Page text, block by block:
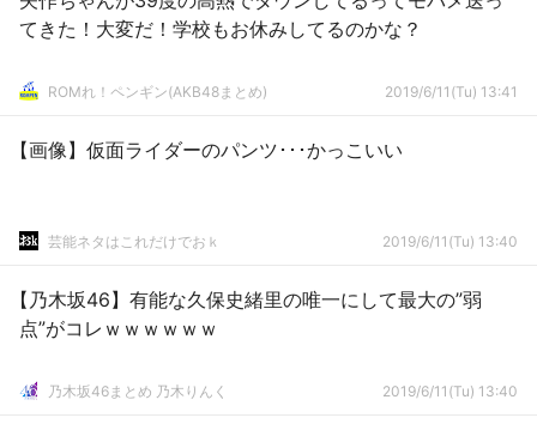
てきた！大変だ！学校もお休みしてるのかな？
ROMれ！ペンギン(AKB48まとめ) 2019/6/11(Tu) 13:41
【画像】仮面ライダーのパンツ･･･かっこいい
芸能ネタはこれだけでおｋ 2019/6/11(Tu) 13:40
【乃木坂46】有能な久保史緒里の唯一にして最大の”弱
点”がコレｗｗｗｗｗｗ
乃木坂46まとめ 乃木りんく 2019/6/11(Tu) 13:40